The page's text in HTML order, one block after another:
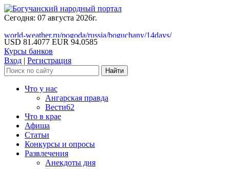
Сегодня: 07 августа 2026г.
world-weather.ru/pogoda/russia/boguchany/14days/
USD 81.4077 EUR 94.0585
Курсы банков
Вход | Регистрация
Что у нас
Ангарская правда
Вести62
Что в крае
Афиша
Статьи
Конкурсы и опросы
Развлечения
Анекдоты дня